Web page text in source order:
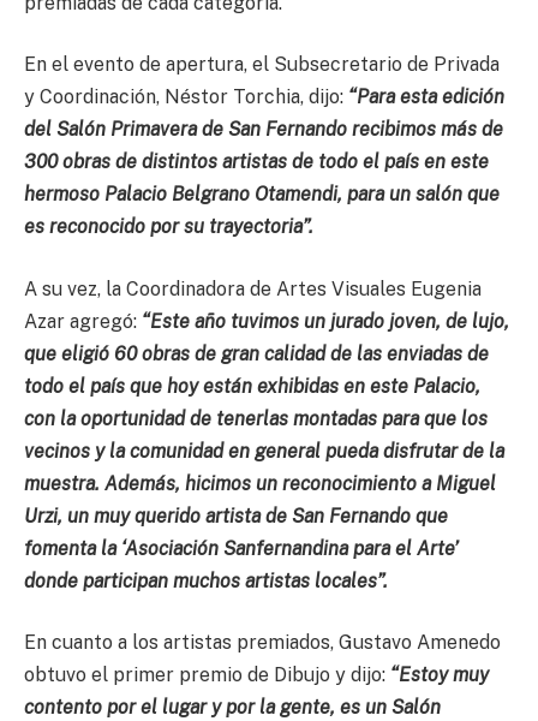
En el evento de apertura, el Subsecretario de Privada
y Coordinación, Néstor Torchia, dijo: “Para esta edición
del Salón Primavera de San Fernando recibimos más de
300 obras de distintos artistas de todo el país en este
hermoso Palacio Belgrano Otamendi, para un salón que
es reconocido por su trayectoria”.
A su vez, la Coordinadora de Artes Visuales Eugenia
Azar agregó: “Este año tuvimos un jurado joven, de lujo,
que eligió 60 obras de gran calidad de las enviadas de
todo el país que hoy están exhibidas en este Palacio,
con la oportunidad de tenerlas montadas para que los
vecinos y la comunidad en general pueda disfrutar de la
muestra. Además, hicimos un reconocimiento a Miguel
Urzi, un muy querido artista de San Fernando que
fomenta la ‘Asociación Sanfernandina para el Arte’
donde participan muchos artistas locales”.
En cuanto a los artistas premiados, Gustavo Amenedo
obtuvo el primer premio de Dibujo y dijo: “Estoy muy
contento por el lugar y por la gente, es un Salón